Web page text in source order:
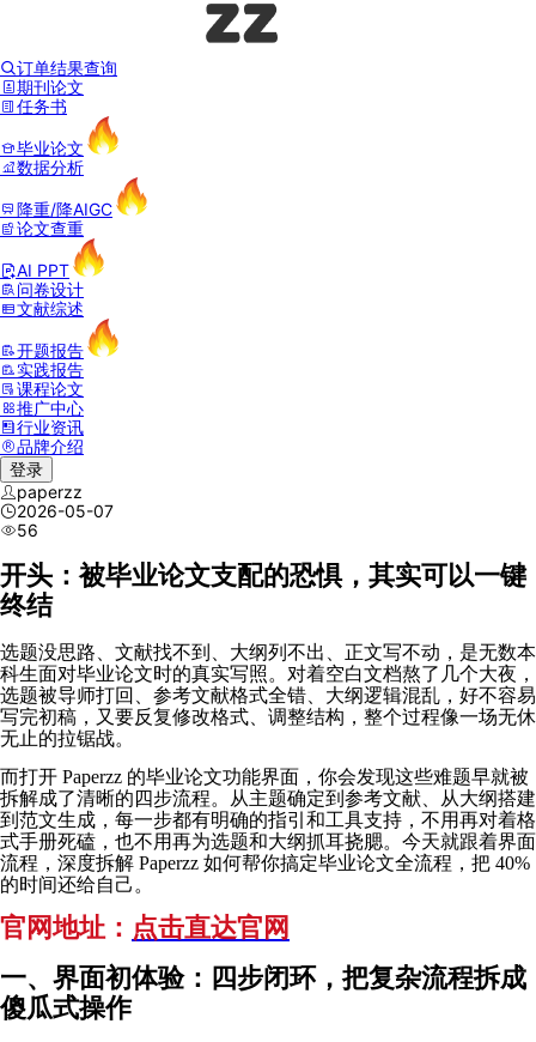
订单结果查询
期刊论文
任务书
毕业论文
数据分析
降重/降AIGC
论文查重
AI PPT
问卷设计
文献综述
开题报告
实践报告
课程论文
推广中心
行业资讯
品牌介绍
登录
paperzz
2026-05-07
56
开头：被毕业论文支配的恐惧，其实可以一键
终结
选题没思路、文献找不到、大纲列不出、正文写不动，是无数本
科生面对毕业论文时的真实写照。对着空白文档熬了几个大夜，
选题被导师打回、参考文献格式全错、大纲逻辑混乱，好不容易
写完初稿，又要反复修改格式、调整结构，整个过程像一场无休
无止的拉锯战。
而打开 Paperzz 的毕业论文功能界面，你会发现这些难题早就被
拆解成了清晰的四步流程。从主题确定到参考文献、从大纲搭建
到范文生成，每一步都有明确的指引和工具支持，不用再对着格
式手册死磕，也不用再为选题和大纲抓耳挠腮。今天就跟着界面
流程，深度拆解 Paperzz 如何帮你搞定毕业论文全流程，把 40%
的时间还给自己。
官网地址： 点击直达官网
一、界面初体验：四步闭环，把复杂流程拆成
傻瓜式操作